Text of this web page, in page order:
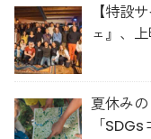
【特設
ェ』、
夏休み
「